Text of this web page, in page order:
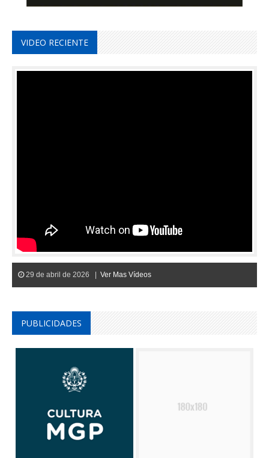
VIDEO RECIENTE
29 de abril de 2026 | Ver Mas Vídeos
PUBLICIDADES